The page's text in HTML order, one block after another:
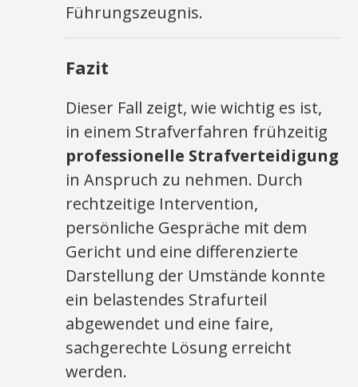
Führungszeugnis.
Fazit
Dieser Fall zeigt, wie wichtig es ist,
in einem Strafverfahren frühzeitig
professionelle Strafverteidigung
in Anspruch zu nehmen. Durch
rechtzeitige Intervention,
persönliche Gespräche mit dem
Gericht und eine differenzierte
Darstellung der Umstände konnte
ein belastendes Strafurteil
abgewendet und eine faire,
sachgerechte Lösung erreicht
werden.